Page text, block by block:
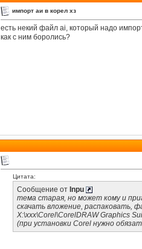
импорт аи в корел хз
есть некий файл ai, который надо
как с ним боролись?
Цитата:
Сообщение от Inpu
тема старая, но может кому и
скачать вложение, распаковать,
X:\xxx\Corel\CorelDRAW Graphics
(при установки Corel нужно